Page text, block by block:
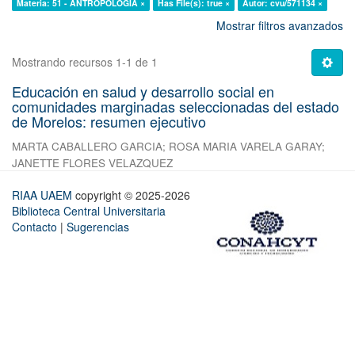
Materia: 51 - ANTROPOLOGÍA ×
Has File(s): true × Autor: cvu/571134 ×
Mostrar filtros avanzados
Mostrando recursos 1-1 de 1
Educación en salud y desarrollo social en
comunidades marginadas seleccionadas del estado
de Morelos: resumen ejecutivo
MARTA CABALLERO GARCIA; ROSA MARIA VARELA GARAY;
JANETTE FLORES VELAZQUEZ
RIAA UAEM copyright © 2025-2026
Biblioteca Central Universitaria
Contacto | Sugerencias